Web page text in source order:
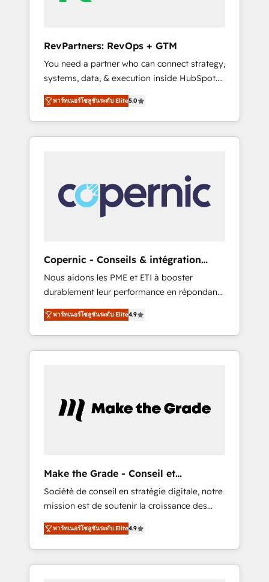
from any legacy CRM. Zero downtime, full
data integrity. ➤ Implementation: Configure
HubSpot to run your revenue process. Sales,
marketing, and service wired together. ➤ AI
and Integrations: Layer Breeze AI, custom
agents, and APIs to remove manual work. ➤
Ongoing Management: Monthly tune-ups,
portal? We are built for the work.
RevPartners: RevOps + GTM
You need a partner who can connect strategy,
systems, data, & execution inside HubSpot.
We bridge the gap where most agencies fall
short by combining GTM strategy with
technical execution to solve the right
problem with the right solution. As the only
our clients gain a unique advantage in CRM
architecture, pipeline generation, data
intelligence, and go-to-market execution.
days ⚡ - Global: 75+ RPers across five
continents 🌐 - Scale: Largest organically
grown & fastest tiering Elite HubSpot Partner
🪴 - Sales Hub: More implementations than
any other Partner 💻 - Migrations: We convert
Salesforce addicts to HubSpot evangelists 🧡
Don't hire a marketing agency for an Ops
พาร์ทเนอร์โซลูชันระดับ Elite5.0
Copernic - Conseils & intégration
HubSpot
Nous aidons les PME et ETI à booster
durablement leur performance en répondant
aux vrais défis : • Intégration de HubSpot
avec d’autres outils (ERP, téléphonie, etc.) •
Alignement des équipes grâce à un outil et
des données partagées • Amélioration de la
Notre équipe de 30 consultants certifiés
HubSpot aborde chaque projet avec un
objectifs d’entreprise. Grâce à une
méthodologie éprouvée auprès de plus de
400 clients, nous comprenons rapidement
vos enjeux et intégrons parfaitement
HubSpot dans votre organisation. Pour toute
question technique ou besoin de
structuration de votre projet HubSpot,
พาร์ทเนอร์โซลูชันระดับ Elite4.9
Make the Grade - Conseil et
intégrateur HubSpot
Société de conseil en stratégie digitale, notre
mission est de soutenir la croissance des
entreprises B2B à travers l’acquisition de
nouveaux clients, l'intégration CRM et le
développement des revenus auprès de vos
comptes existants. En France et à
พาร์ทเนอร์โซลูชันระดับ Elite4.9